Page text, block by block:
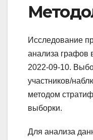
Исследование
анализа графов
2022-09-10.
участников/
методом
выборки.
Для анализа